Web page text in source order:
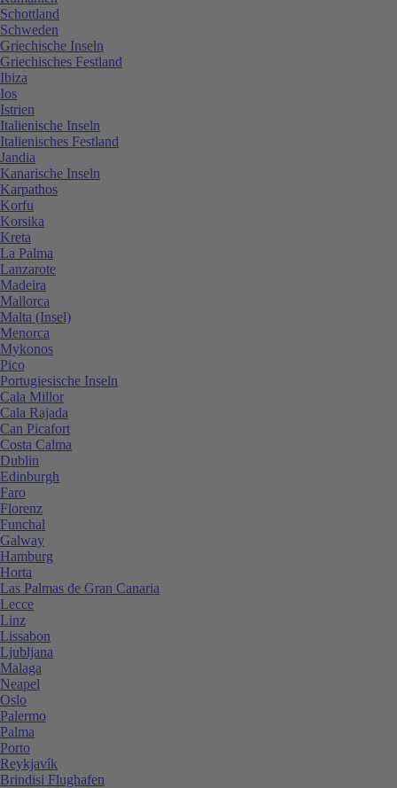
Schottland
Schweden
Griechische Inseln
Griechisches Festland
Ibiza
Ios
Istrien
Italienische Inseln
Italienisches Festland
Jandia
Kanarische Inseln
Karpathos
Korfu
Korsika
Kreta
La Palma
Lanzarote
Madeira
Mallorca
Malta (Insel)
Menorca
Mykonos
Pico
Portugiesische Inseln
Cala Millor
Cala Rajada
Can Picafort
Costa Calma
Dublin
Edinburgh
Faro
Florenz
Funchal
Galway
Hamburg
Horta
Las Palmas de Gran Canaria
Lecce
Linz
Lissabon
Ljubljana
Malaga
Neapel
Oslo
Palermo
Palma
Porto
Reykjavík
Brindisi Flughafen